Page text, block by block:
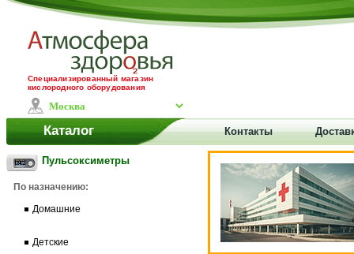
Специализированный магазин
кислородного оборудования
Каталог Контакты
Пульсоксиметры
По назначению:
Домашние
Детские